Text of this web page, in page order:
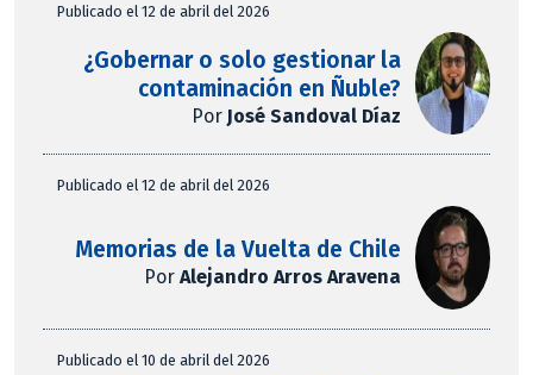
Publicado el 12 de abril del 2026
¿Gobernar o solo gestionar la
contaminación en Ñuble?
Por José Sandoval Díaz
Publicado el 12 de abril del 2026
Memorias de la Vuelta de Chile
PorAlejandro Arros Aravena
Publicado el 10 de abril del 2026